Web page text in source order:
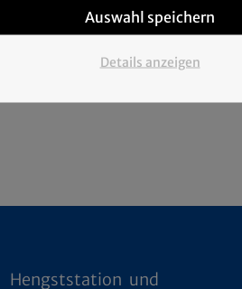
Hengststation und
Auswahl speichern
Details anzeigen